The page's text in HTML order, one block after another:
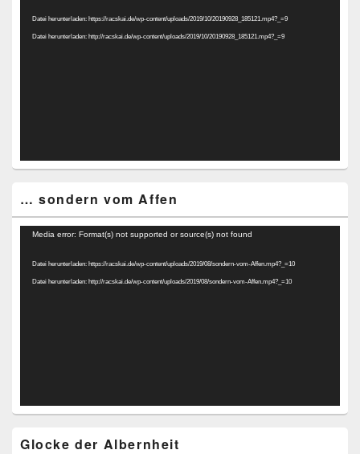
Datei herunterladen: https://racskai.de/wp-content/uploads/2019/10/20190928_185121.mp4?_=9
Datei herunterladen: http://racskai.de/wp-content/uploads/2019/10/20190928_185121.mp4?_=9
… sondern vom Affen
Video-
Media error: Format(s) not supported or source(s) not found
Datei herunterladen: https://racskai.de/wp-content/uploads/2019/08/sondern-vom-Affen.mp4?_=10
Datei herunterladen: http://racskai.de/wp-content/uploads/2019/08/sondern-vom-Affen.mp4?_=10
Glocke der Albernheit